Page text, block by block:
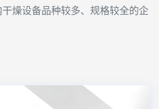
燥设备品种较多、规格较全的企